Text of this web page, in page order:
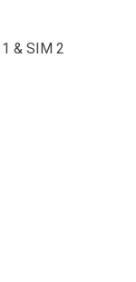
& SIM 2